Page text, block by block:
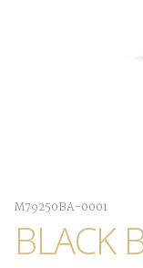
M79250BA-0001
BLACK